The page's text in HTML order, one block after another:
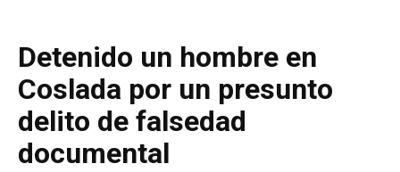
Detenido un hombre en
Coslada por un presunto
delito de falsedad
documental